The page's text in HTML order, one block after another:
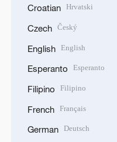
Croatian Hrvatski
Czech Český
English English
Esperanto Esperanto
Filipino Filipino
French Français
German Deutsch